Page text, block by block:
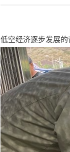
低空经济逐步发展